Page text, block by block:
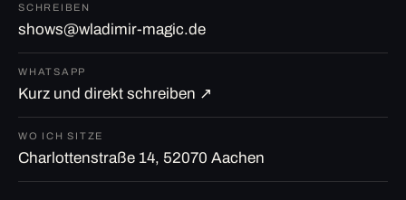
SCHREIBEN
shows@wladimir-magic.de
WHATSAPP
Kurz und direkt schreiben ↗
WO ICH SITZE
Charlottenstraße 14, 52070 Aachen